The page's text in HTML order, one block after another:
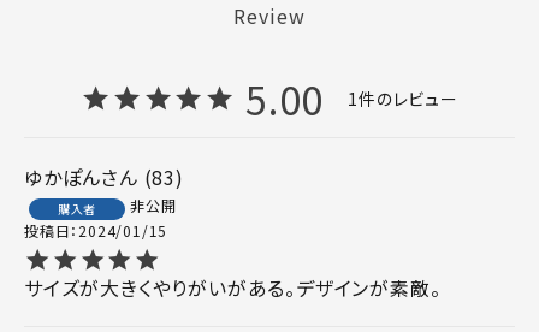
Review
5.00 1
ゆかぽん 83
購入者
非公開
投稿日 2024/01/15
サイズが大きくやりがいがある。デザインが素敵。